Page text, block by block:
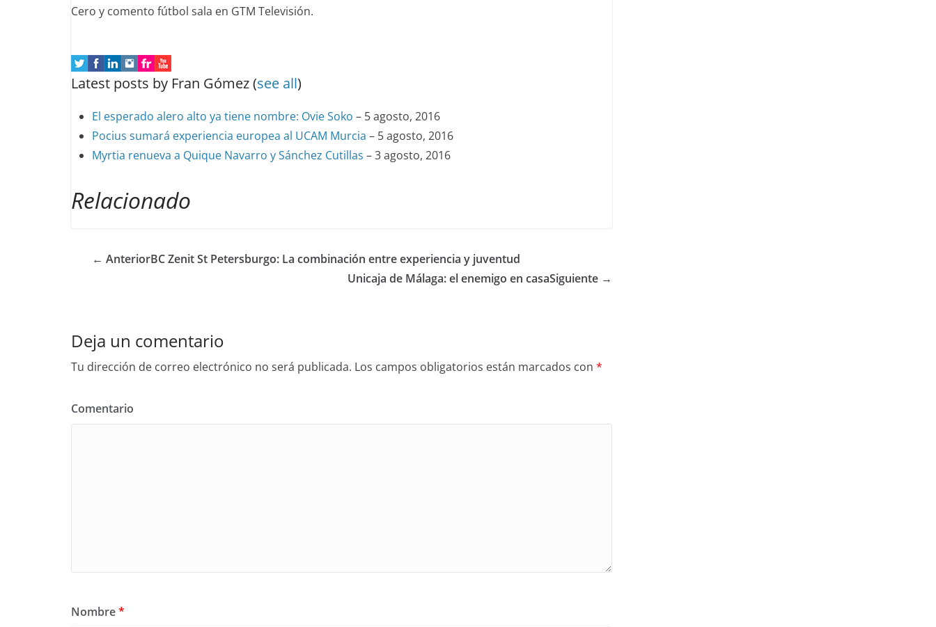
Cero y comento fútbol sala en GTM Televisión.
Latest posts by Fran Gómez(see all)
El esperado alero alto ya tiene nombre: Ovie Soko – 5 agosto, 2016
Pocius sumará experiencia europea al UCAM Murcia – 5 agosto, 2016
Myrtia renueva a Quique Navarro y Sánchez Cutillas – 3 agosto, 2016
Relacionado
← AnteriorBC Zenit St Petersburgo: La combinación entre experiencia y juventud
Unicaja de Málaga: el enemigo en casaSiguiente →
Deja un comentario
Tu dirección de correo electrónico no será publicada. Los campos obligatorios están marcados con *
Comentario
Nombre*